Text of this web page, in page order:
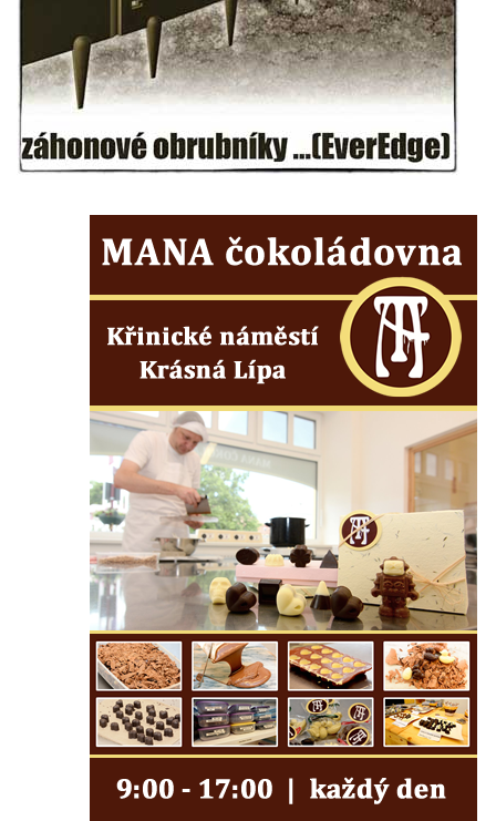
Kříž u domu čp. 1016 v Mikulášovicích
Herltův kříž u Mikova v Mikulášovicích
Kříž u Borských u domu čp. 859 v
Mikulášovicích
Kříž Ließnerových naproti Mikovu v
Kříž u Mikulášovického potoka poblíž
Mikovu v Mikulášovicích
Hampelův kříž u bývalých kasáren v
Mikulášovicích
Marchnerův (Zelený) kříž naproti domu čp.
35 v Mikulášovicích
Schneiderův kříž před domem čp. 55 v
Mikulášovicích
Kříž na Kostelní stezce v Mikulášovicích
Maazův kříž na Kostelní stezce v
Mikulášovicích
Boží muka na Kostelní stezce v
Mikulášovicích
Franzeho kříž u domu čp. 356 v
Mikulášovicích
Hammerberský kříž na křižovatce mezi
domy čp. 739 a 758 v Mikulášovicích